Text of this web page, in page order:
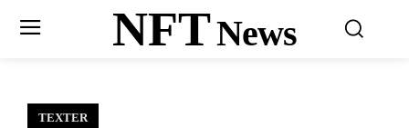
NFTNews
TEXTER